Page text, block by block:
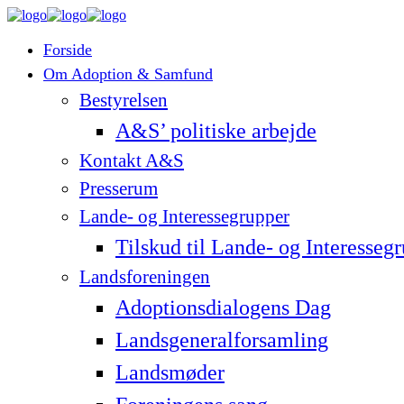
Forside
Om Adoption & Samfund
Bestyrelsen
A&S’ politiske arbejde
Kontakt A&S
Presserum
Lande- og Interessegrupper
Tilskud til Lande- og
Landsforeningen
Adoptionsdialogens Dag
Landsgeneralforsamling
Landsmøder